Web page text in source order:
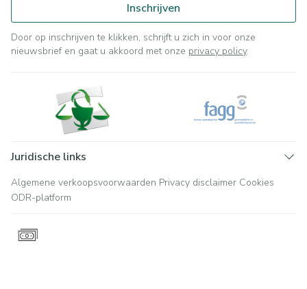
Inschrijven
Door op inschrijven te klikken, schrijft u zich in voor onze
nieuwsbrief en gaat u akkoord met onze privacy policy.
Juridische links
Algemene verkoopsvoorwaarden Privacy disclaimer Cookies
ODR-platform